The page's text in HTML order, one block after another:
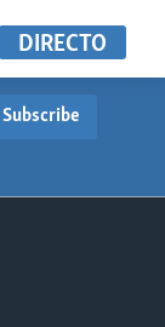
DIRECTO
Subscribe